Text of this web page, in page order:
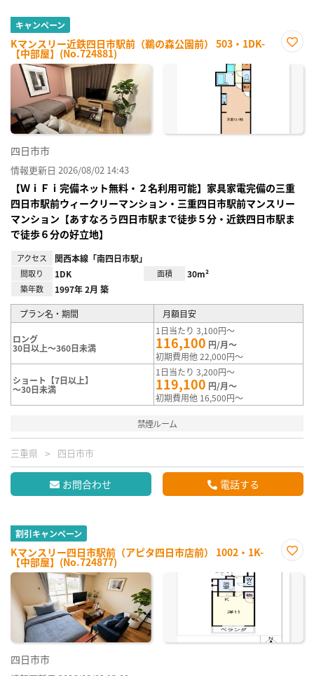
キャンペーン
Kマンスリー近鉄四日市駅前（鵜の森公園前） 503・1DK-
【中部屋】(No.724881)
に入
四日市市
情報更新日 2026/08/02 14:43
【ＷｉＦｉ完備ネット無料・２名利用可能】家具家電完備の三重
四日市駅前ウィークリーマンション・三重四日市駅前マンスリー
マンション【あすなろう四日市駅まで徒歩５分・近鉄四日市駅ま
で徒歩６分の好立地】
アクセス 関西本線「南四日市駅」
間取り 1DK 面積 30m²
築年数 1997年 2月 築
プラン名・期間 月額目安
ロング
30日以上～360日未満
1日当たり 3,100円～
116,100 円/月～
初期費用他 22,000円～
ショート【7日以上】
～30日未満
1日当たり 3,200円～
119,100 円/月～
初期費用他 16,500円～
禁煙ルーム
三重県 四日市市
お問合わせ 電話する
割引キャンペーン
Kマンスリー四日市駅前（アピタ四日市店前） 1002・1K-
【中部屋】(No.724877)
に入
四日市市